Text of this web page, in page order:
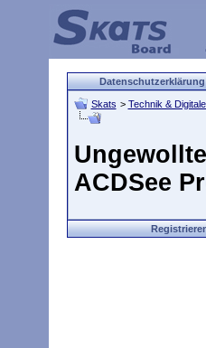
Datenschutzerklärung
Skats > Technik &
ACDSee